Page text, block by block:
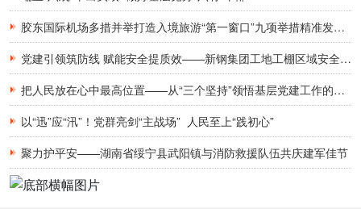
胶东国际机场多措并举打造入境旅游“第一窗口”九项举措精准发力，助力青岛建设国际滨海旅游度假胜地
党建引领筑防线 赋能安全提质效——新钢集团工地工棚区域安全管理创新实践研究
把人民放在心中最高位置——从“三个坚持”领悟基层党建工作的为民初心
以“迅”应“汛”！党群亮剑“主战场” 人民至上“践初心”
聚力护平安——湖南省绥宁县武阳镇与消防救援队伍共庆建军佳节